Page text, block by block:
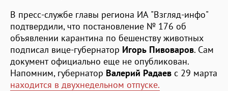
В пресс-службе главы региона ИА "Взгляд-инфо"
подтвердили, что постановление № 176 об
объявлении карантина по бешенству животных
подписал вице-губернатор Игорь Пивоваров. Сам
документ официально еще не опубликован.
Напомним, губернатор Валерий Радаев с 29 марта
находится в двухнедельном отпуске.